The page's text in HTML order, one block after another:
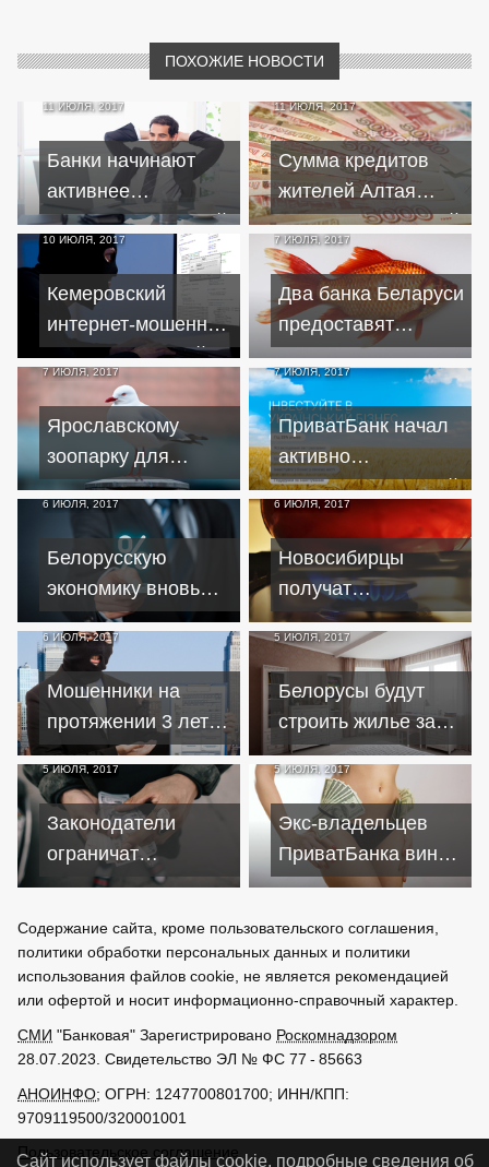
ПОХОЖИЕ НОВОСТИ
11 ИЮЛЯ, 2017
Банки начинают
активнее
кредитовать малый
и средний бизнес
11 ИЮЛЯ, 2017
Сумма кредитов
жителей Алтая
превысила годовой
бюджет края
10 ИЮЛЯ, 2017
Кемеровский
интернет-мошенник
обобрал жителей
сотни городов
7 ИЮЛЯ, 2017
Два банка Беларуси
предоставят
рыбхозам кредиты
на комбикорма
7 ИЮЛЯ, 2017
Ярославскому
зоопарку для
получения кредита
придется заложить
имущество
7 ИЮЛЯ, 2017
ПриватБанк начал
активно
кредитовать малый
бизнес в рамках
программы "КУБ"
6 ИЮЛЯ, 2017
Белорусскую
экономику вновь
накачивают
кредитами
6 ИЮЛЯ, 2017
Новосибирцы
получат
компенсацию по
кредитам на
подключение к газу
6 ИЮЛЯ, 2017
Мошенники на
протяжении 3 лет
обирали
потенциальных
получателей
кредитов в разных
городах Украины
5 ИЮЛЯ, 2017
Белорусы будут
строить жилье за
счет адресных
субсидий от
государства
5 ИЮЛЯ, 2017
Законодатели
ограничат
ростовщичество на
5 ИЮЛЯ, 2017
Экс-владельцев
ПриватБанка винят
в выдаче кредитов
Содержание сайта, кроме пользовательского соглашения,
политики обработки персональных данных и политики
использования файлов cookie, не является рекомендацией
или офертой и носит информационно-справочный характер.
СМИ "Банковая" Зарегистрировано Роскомнадзором
28.07.2023. Свидетельство ЭЛ № ФС 77 - 85663
АНОИНФО; ОГРН: 1247700801700; ИНН/КПП:
9709119500/320001001
Пользовательское соглашение
Сайт использует файлы cookie, подробные сведения об